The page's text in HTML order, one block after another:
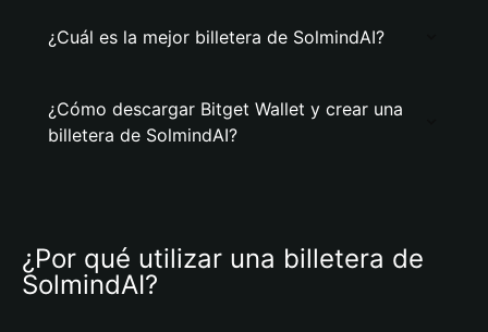
¿Cuál es la mejor billetera de SolmindAI?
¿Cómo descargar Bitget Wallet y crear una
billetera de SolmindAI?
¿Por qué utilizar una billetera de
SolmindAI?